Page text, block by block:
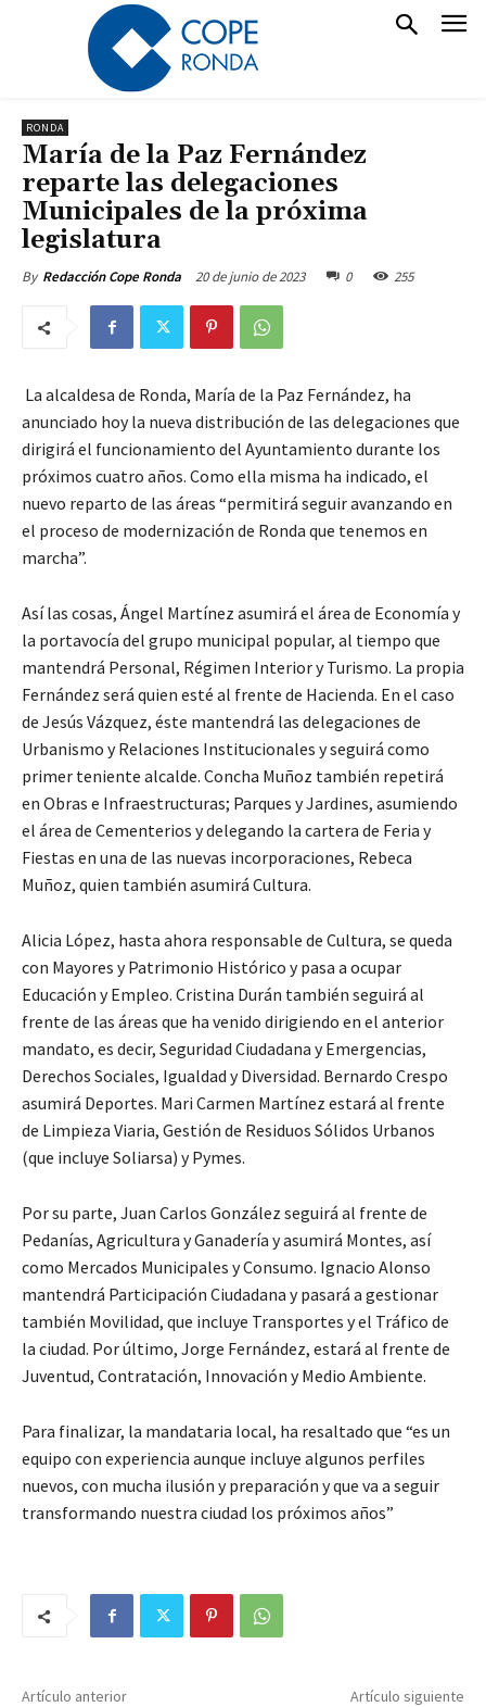
RONDA
María de la Paz Fernández
reparte las delegaciones
Municipales de la próxima
legislatura
By Redacción Cope Ronda 20 de junio de 2023 0 255
La alcaldesa de Ronda, María de la Paz Fernández, ha
anunciado hoy la nueva distribución de las delegaciones que
dirigirá el funcionamiento del Ayuntamiento durante los
próximos cuatro años. Como ella misma ha indicado, el
nuevo reparto de las áreas “permitirá seguir avanzando en
el proceso de modernización de Ronda que tenemos en
marcha”.
Así las cosas, Ángel Martínez asumirá el área de Economía y
la portavocía del grupo municipal popular, al tiempo que
mantendrá Personal, Régimen Interior y Turismo. La propia
Fernández será quien esté al frente de Hacienda. En el caso
de Jesús Vázquez, éste mantendrá las delegaciones de
Urbanismo y Relaciones Institucionales y seguirá como
primer teniente alcalde. Concha Muñoz también repetirá
en Obras e Infraestructuras; Parques y Jardines, asumiendo
el área de Cementerios y delegando la cartera de Feria y
Fiestas en una de las nuevas incorporaciones, Rebeca
Muñoz, quien también asumirá Cultura.
Alicia López, hasta ahora responsable de Cultura, se queda
con Mayores y Patrimonio Histórico y pasa a ocupar
Educación y Empleo. Cristina Durán también seguirá al
frente de las áreas que ha venido dirigiendo en el anterior
mandato, es decir, Seguridad Ciudadana y Emergencias,
Derechos Sociales, Igualdad y Diversidad. Bernardo Crespo
asumirá Deportes. Mari Carmen Martínez estará al frente
de Limpieza Viaria, Gestión de Residuos Sólidos Urbanos
(que incluye Soliarsa) y Pymes.
Por su parte, Juan Carlos González seguirá al frente de
Pedanías, Agricultura y Ganadería y asumirá Montes, así
como Mercados Municipales y Consumo. Ignacio Alonso
mantendrá Participación Ciudadana y pasará a gestionar
también Movilidad, que incluye Transportes y el Tráfico de
la ciudad. Por último, Jorge Fernández, estará al frente de
Juventud, Contratación, Innovación y Medio Ambiente.
Para finalizar, la mandataria local, ha resaltado que “es un
equipo con experiencia aunque incluye algunos perfiles
nuevos, con mucha ilusión y preparación y que va a seguir
transformando nuestra ciudad los próximos años”
Artículo anterior Artículo siguiente